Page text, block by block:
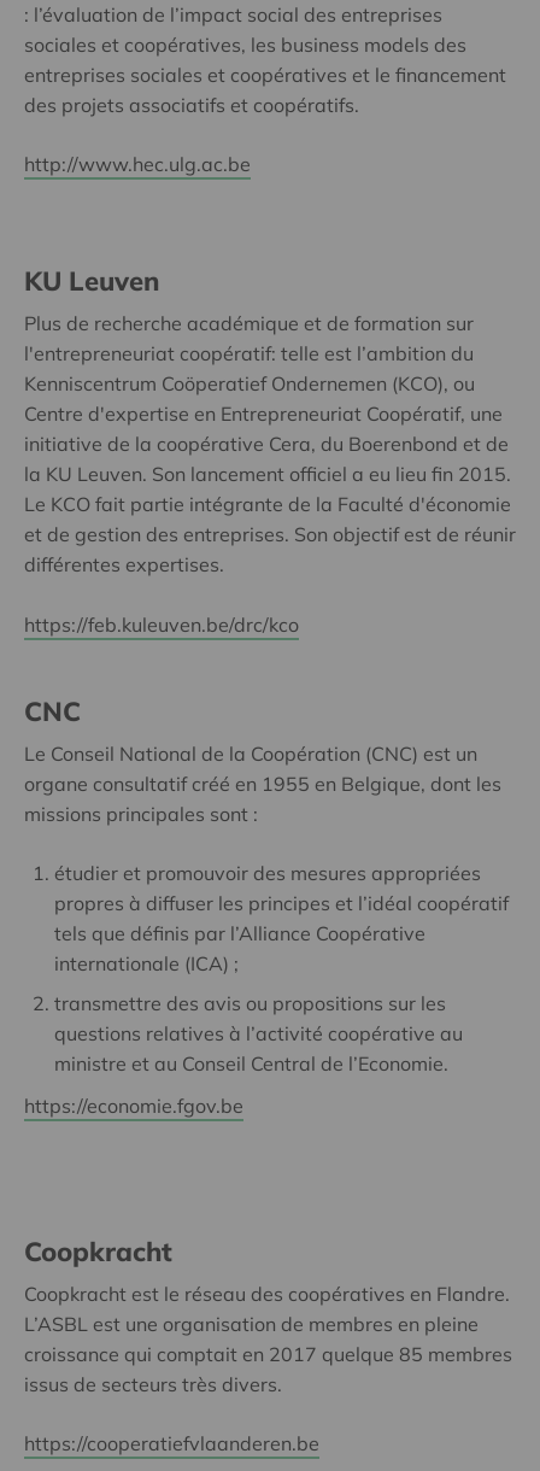
: l’évaluation de l’impact social des entreprises
sociales et coopératives, les business models des
entreprises sociales et coopératives et le financement
des projets associatifs et coopératifs.
http://www.hec.ulg.ac.be
KU Leuven
Plus de recherche académique et de formation sur
l'entrepreneuriat coopératif: telle est l’ambition du
Kenniscentrum Coöperatief Ondernemen (KCO), ou
Centre d'expertise en Entrepreneuriat Coopératif, une
initiative de la coopérative Cera, du Boerenbond et de
la KU Leuven. Son lancement officiel a eu lieu fin 2015.
Le KCO fait partie intégrante de la Faculté d'économie
et de gestion des entreprises. Son objectif est de réunir
différentes expertises.
https://feb.kuleuven.be/drc/kco
CNC
Le Conseil National de la Coopération (CNC) est un
organe consultatif créé en 1955 en Belgique, dont les
missions principales sont :
étudier et promouvoir des mesures appropriées
propres à diffuser les principes et l’idéal coopératif
tels que définis par l’Alliance Coopérative
internationale (ICA) ;
transmettre des avis ou propositions sur les
questions relatives à l’activité coopérative au
ministre et au Conseil Central de l’Economie.
https://economie.fgov.be
Coopkracht
Coopkracht est le réseau des coopératives en Flandre.
L’ASBL est une organisation de membres en pleine
croissance qui comptait en 2017 quelque 85 membres
issus de secteurs très divers.
https://cooperatiefvlaanderen.be